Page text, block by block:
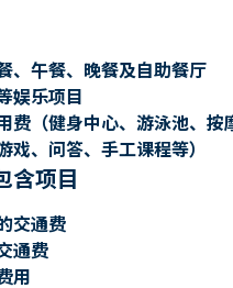
、午餐、晚餐及自助餐厅
娱乐项目
费（健身中心、游泳池、按
戏、问答、手工课程等）
含项目
交通费
通费
用